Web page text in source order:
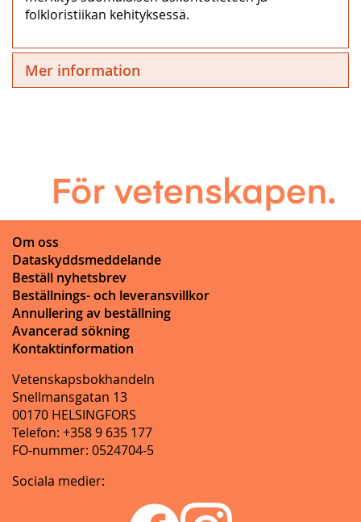
folkloristiikan kehityksessä.
Mer information
Om oss
Dataskyddsmeddelande
Beställ nyhetsbrev
Beställnings- och leveransvillkor
Annullering av beställning
Avancerad sökning
Kontaktinformation
Vetenskapsbokhandeln
Snellmansgatan 13
00170 HELSINGFORS
Telefon: +358 9 635 177
FO-nummer: 0524704-5
Sociala medier: